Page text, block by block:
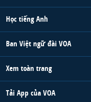
Học tiếng Anh
Ban Việt ngữ đài VOA
Xem toàn trang
Tải App của VOA